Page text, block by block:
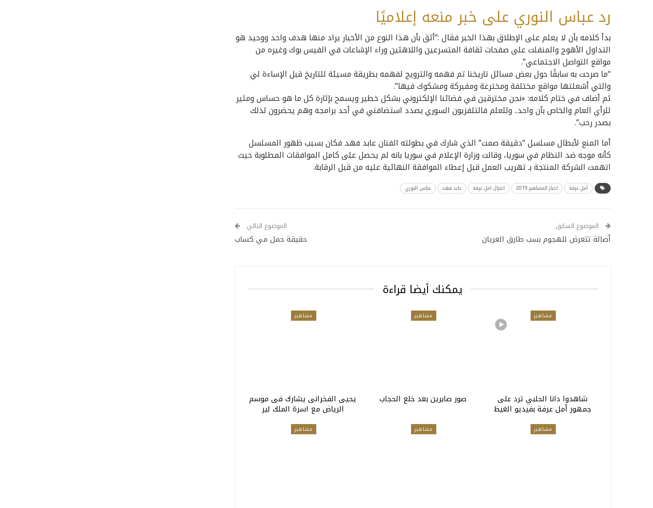
رد عباس النوري على خبر منعه إعلاميًا
بدأ كلامه بأن لا يعلم على الإطلاق بهذا الخبر فقال :”أثق بأن هذا النوع من الأخبار يراد منها هدف واحد ووحيد هو
التداول الأهوج والمنفلت على صفحات ثقافة المتسرعين واللاهثين وراء الإشاعات في الفيس بوك وغيره من
مواقع التواصل الاجتماعي”.
“ما صرحت به سابقًا حول بعض مسائل تاريخنا تم فهمه والترويج لفهمه بطريقة مسيئة للتاريخ قبل الإساءة لي
والتي أشعلتها مواقع مختلفة ومخترعة ومفبركة ومشكوك فيها”.
ثم أضاف في ختام كلامه: «نحن مخترقين في فضائنا الإلكتروني بشكل خطير ويسمح بإثارة كل ما هو حساس ومثير
للرأي العام والخاص بآن واحد.. وللعلم فالتلفزيون السوري بصدد استضافني في أحد برامجه وهم يحضرون لذلك
بصدر رحب”.
أما المنع لأبطال مسلسل “دقيقة صمت” الذي شارك في بطولته الفنان عابد فهد فكان بسبب ظهور المسلسل
كأنه موجه ضد النظام في سوريا، وقالت وزارة الإعلام في سوريا بانه لم يحصل على كامل الموافقات المطلوبة حيث
اتهمت الشركة المنتجة بـ تهريب العمل قبل إعطاء الموافقة النهائية عليه من قبل الرقابة.
أمل عرفة اخبار المشاهير 2019 اعتزال امل عرفة عابد فهد عباس النوري
الموضوع السابق
أصالة تتعرض للهجوم بسب طارق العريان
الموضوع التالي
حقيقة حمل مي كساب
يمكنك أيضا قراءة
مشاهير
شاهدوا دانا الحلبي ترد على
جمهور أمل عرفة بفيديو الغيظ
مشاهير
صور صابرين بعد خلع الحجاب
مشاهير
يحيى الفخرانى يشارك فى موسم
الرياض مع اسرة الملك لير
مشاهير مشاهير مشاهير